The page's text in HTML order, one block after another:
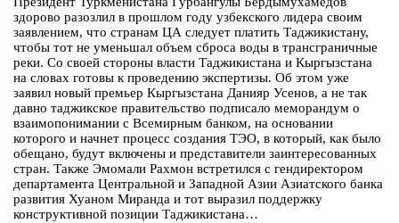
здорово разозлил в прошлом году узбекского лидера своим
заявлением, что странам ЦА следует платить Таджикистану,
чтобы тот не уменьшал объем сброса воды в трансграничные
реки. Со своей стороны власти Таджикистана и Кыргызстана
на словах готовы к проведению экспертизы. Об этом уже
заявил новый премьер Кыргызстана Данияр Усенов, а не так
давно таджикское правительство подписало меморандум о
взаимопонимании с Всемирным банком, на основании
которого и начнет процесс создания ТЭО, в который, как было
обещано, будут включены и представители заинтересованных
стран. Также Эмомали Рахмон встретился с гендиректором
департамента Центральной и Западной Азии Азиатского банка
развития Хуаном Миранда и тот выразил поддержку
конструктивной позиции Таджикистана…